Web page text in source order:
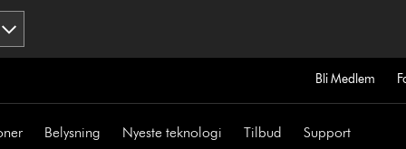
Bli Medlem
Belysning Nyeste teknologi Tilbud Support